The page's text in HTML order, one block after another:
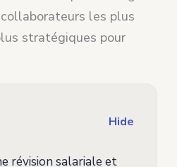
les plus
stratégiques pour
Hide
révision salariale et